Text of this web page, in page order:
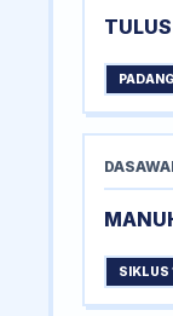
TULUS
SIKLUS